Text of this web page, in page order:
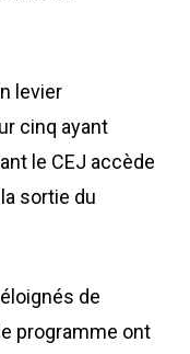
levier
cinq ayant
le CEJ accède
sortie du
de
programme ont